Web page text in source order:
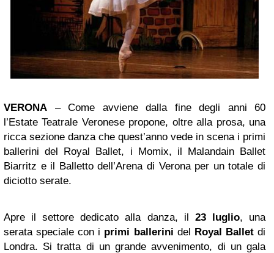
VERONA – Come avviene dalla fine degli anni 60
l’Estate Teatrale Veronese propone, oltre alla prosa, una
ricca sezione danza che quest’anno vede in scena i primi
ballerini del Royal Ballet, i Momix, il Malandain Ballet
Biarritz e il Balletto dell’Arena di Verona per un totale di
diciotto serate.
Apre il settore dedicato alla danza, il 23 luglio, una
serata speciale con i primi ballerini del Royal Balletdi
Londra. Si tratta di un grande avvenimento, di un gala